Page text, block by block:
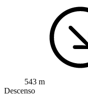
543 m
Descenso